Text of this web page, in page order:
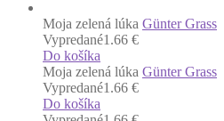
Moja zelená lúka Günter Grass
Vypredané1.66 €
Do košíka
Moja zelená lúka Günter Grass
Vypredané1.66 €
Do košíka